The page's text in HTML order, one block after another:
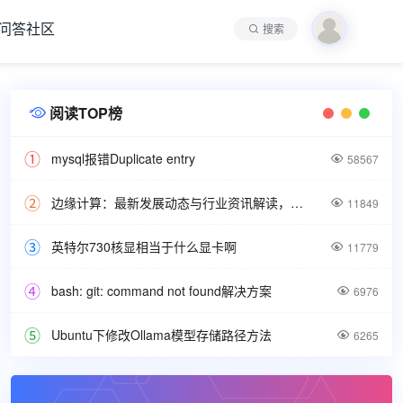
答社区 搜索
 阅读TOP榜
mysql报错Duplicate entry  58567
边缘计算：最新发展动态与行业资讯解读，洞悉技术前沿引领未来。  11849
英特尔730核显相当于什么显卡啊  11779
bash: git: command not found解决方案  6976
Ubuntu下修改Ollama模型存储路径方法  6265